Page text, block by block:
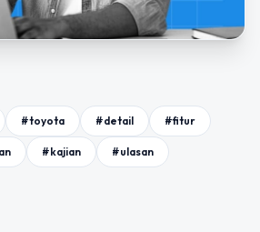
#toyota #detail #fitur
#kajian #ulasan